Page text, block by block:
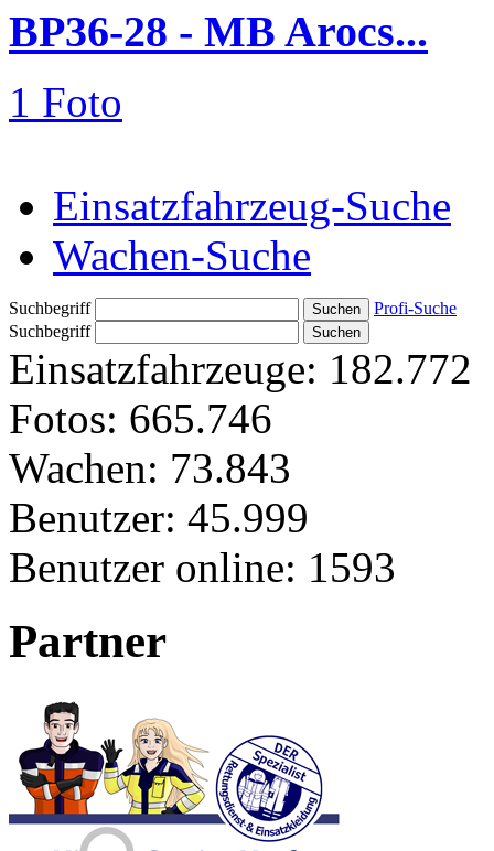
BP36-28 - MB Arocs...
1 Foto
Einsatzfahrzeug-Suche
Wachen-Suche
Suchbegriff
Profi-Suche
Suchbegriff
Einsatzfahrzeuge: 182.772
Fotos: 665.746
Wachen: 73.843
Benutzer: 45.999
Benutzer online: 1593
Partner